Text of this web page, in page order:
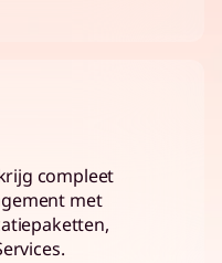
compleet
met